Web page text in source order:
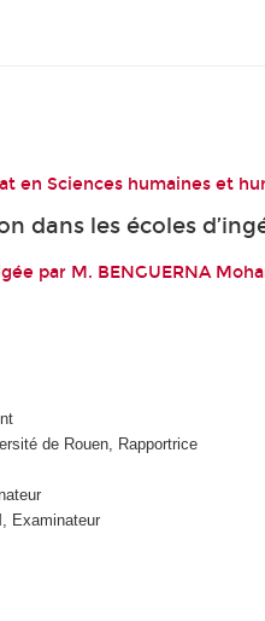
en Sciences humaines et
dans les écoles
par M. BENGUERNA
de Rouen, Rapportrice
Examinateur